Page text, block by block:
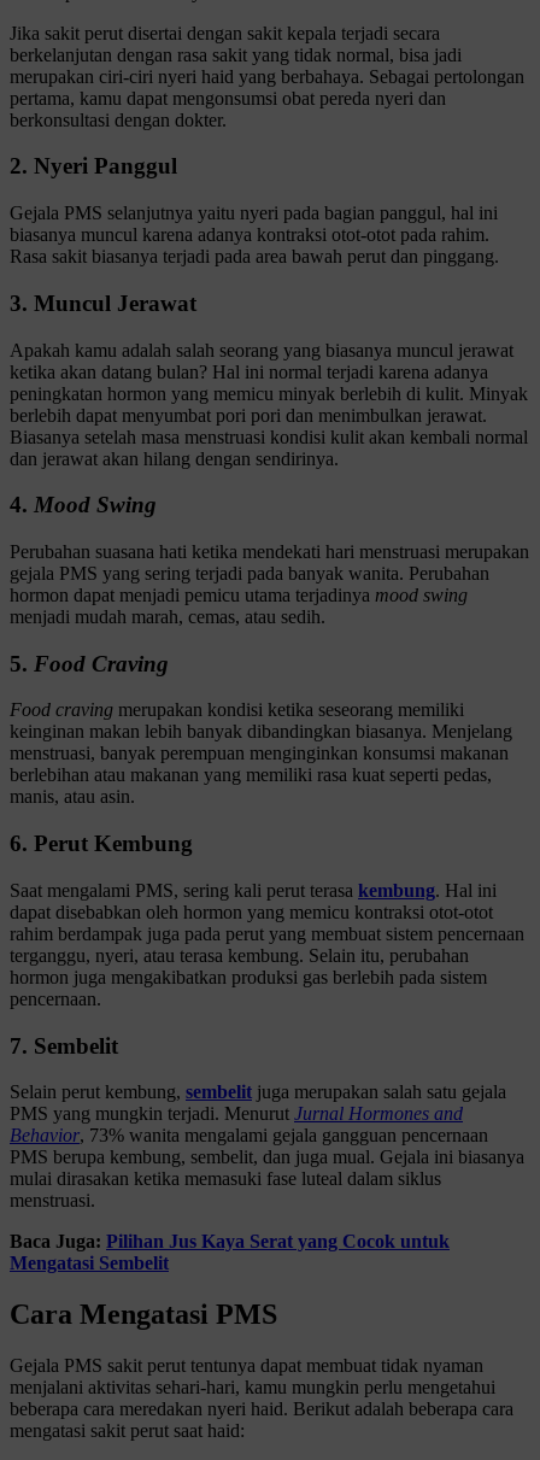
Jika sakit perut disertai dengan sakit kepala terjadi secara
berkelanjutan dengan rasa sakit yang tidak normal, bisa jadi
merupakan ciri-ciri nyeri haid yang berbahaya. Sebagai pertolongan
pertama, kamu dapat mengonsumsi obat pereda nyeri dan
berkonsultasi dengan dokter.
2. Nyeri Panggul
Gejala PMS selanjutnya yaitu nyeri pada bagian panggul, hal ini
biasanya muncul karena adanya kontraksi otot-otot pada rahim.
Rasa sakit biasanya terjadi pada area bawah perut dan pinggang.
3. Muncul Jerawat
Apakah kamu adalah salah seorang yang biasanya muncul jerawat
ketika akan datang bulan? Hal ini normal terjadi karena adanya
peningkatan hormon yang memicu minyak berlebih di kulit. Minyak
berlebih dapat menyumbat pori pori dan menimbulkan jerawat.
Biasanya setelah masa menstruasi kondisi kulit akan kembali normal
dan jerawat akan hilang dengan sendirinya.
4. Mood Swing
Perubahan suasana hati ketika mendekati hari menstruasi merupakan
gejala PMS yang sering terjadi pada banyak wanita. Perubahan
hormon dapat menjadi pemicu utama terjadinya mood swing
menjadi mudah marah, cemas, atau sedih.
5. Food Craving
Food craving merupakan kondisi ketika seseorang memiliki
keinginan makan lebih banyak dibandingkan biasanya. Menjelang
menstruasi, banyak perempuan menginginkan konsumsi makanan
berlebihan atau makanan yang memiliki rasa kuat seperti pedas,
manis, atau asin.
6. Perut Kembung
Saat mengalami PMS, sering kali perut terasa kembung. Hal ini
dapat disebabkan oleh hormon yang memicu kontraksi otot-otot
rahim berdampak juga pada perut yang membuat sistem pencernaan
terganggu, nyeri, atau terasa kembung. Selain itu, perubahan
hormon juga mengakibatkan produksi gas berlebih pada sistem
pencernaan.
7. Sembelit
Selain perut kembung, sembelit juga merupakan salah satu gejala
PMS yang mungkin terjadi. Menurut Jurnal Hormones and
Behavior, 73% wanita mengalami gejala gangguan pencernaan
PMS berupa kembung, sembelit, dan juga mual. Gejala ini biasanya
mulai dirasakan ketika memasuki fase luteal dalam siklus
menstruasi.
Baca Juga: Pilihan Jus Kaya Serat yang Cocok untuk
Mengatasi Sembelit
Cara Mengatasi PMS
Gejala PMS sakit perut tentunya dapat membuat tidak nyaman
menjalani aktivitas sehari-hari, kamu mungkin perlu mengetahui
beberapa cara meredakan nyeri haid. Berikut adalah beberapa cara
mengatasi sakit perut saat haid: